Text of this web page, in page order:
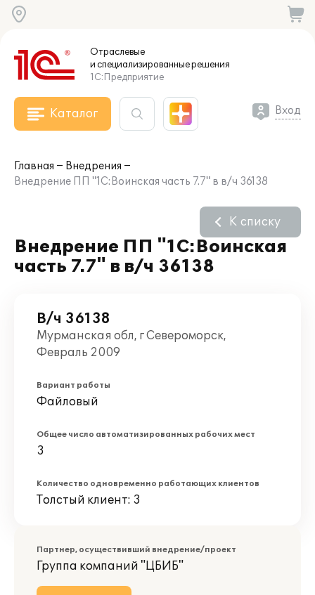
Отраслевые
и специализированныерешения
1С:Предприятие
Каталог Вход
Главная
Внедрения
Внедрение ПП "1С:Воинская часть 7.7" в в/ч 36138
Внедрение ПП "1С:Воинская
часть 7.7" в в/ч 36138
К списку
В/ч 36138
Мурманская обл, г Североморск,
Февраль 2009
Вариант работы
Файловый
Общее число автоматизированных рабочих мест
3
Количество одновременно работающих клиентов
Толстый клиент: 3
Партнер, осуществивший внедрение/проект
Группа компаний "ЦБИБ"